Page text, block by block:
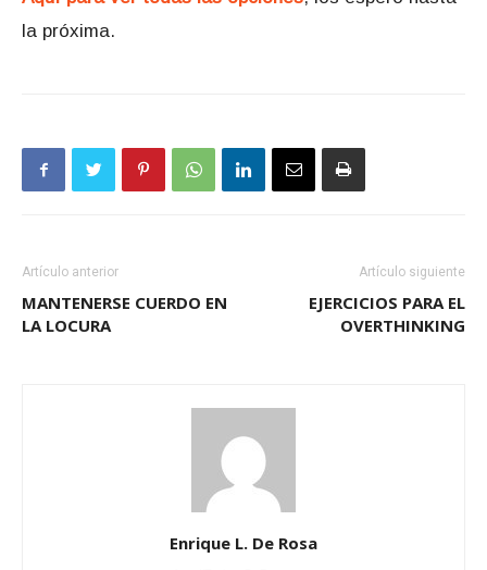
la próxima.
Artículo anterior
MANTENERSE CUERDO EN
LA LOCURA
Artículo siguiente
EJERCICIOS PARA EL
OVERTHINKING
Enrique L. De Rosa